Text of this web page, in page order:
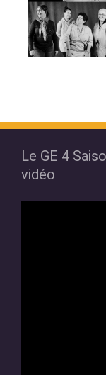
Le GE 4
vidéo